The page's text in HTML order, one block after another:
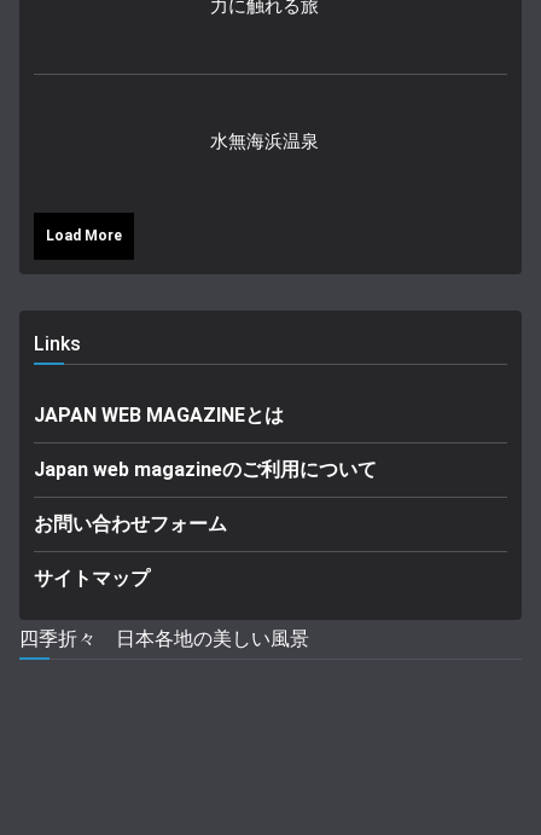
力に触れる旅
水無海浜温泉
Load More
Links
JAPAN WEB MAGAZINEとは
Japan web magazineのご利用について
お問い合わせフォーム
サイトマップ
四季折々 日本各地の美しい風景